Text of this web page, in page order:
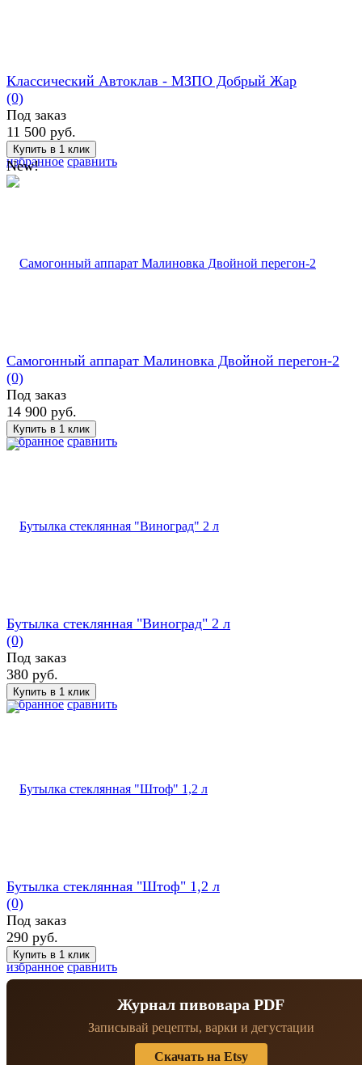
избранное сравнить
Классический Автоклав - МЗПО Добрый Жар
(0)
Под заказ
11 500 руб.
New!
избранное сравнить
Самогонный аппарат Малиновка Двойной перегон-2
(0)
Под заказ
14 900 руб.
избранное сравнить
Бутылка стеклянная "Виноград" 2 л
(0)
Под заказ
380 руб.
избранное сравнить
Бутылка стеклянная "Штоф" 1,2 л
(0)
Под заказ
290 руб.
Журнал пивовара PDF
Записывай рецепты, варки и дегустации
Скачать на Etsy